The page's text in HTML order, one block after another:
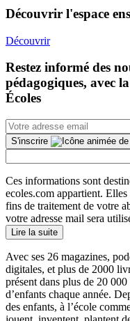
Découvrir l'espace
Découvrir
Restez informé des
pédagogiques, avec
Écoles
S'inscrire
Ces informations sont
ecoles.com appartient.
fins de traitement de votre
votre adresse mail sera
Lire la suite
Avec ses 26 magazines,
digitales, et plus de 2000
présent dans plus de 20
d’enfants chaque année.
des enfants, à l’école